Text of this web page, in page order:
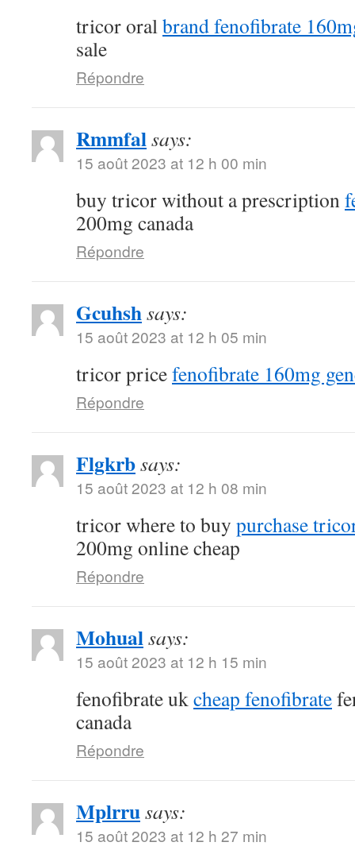
tricor oralbrand fenofibrate
sale
Répondre
Rmmfalsays:
15 août 2023 at 12 h 00 min
buy tricor without a prescription
200mg canada
Répondre
Gcuhshsays:
15 août 2023 at 12 h 05 min
tricor pricefenofibrate 160mg
Répondre
Flgkrbsays:
15 août 2023 at 12 h 08 min
tricor where to buy purchase
200mg online cheap
Répondre
Mohualsays:
15 août 2023 at 12 h 15 min
fenofibrate ukcheap fenofibrate
canada
Répondre
Mplrrusays:
15 août 2023 at 12 h 27 min